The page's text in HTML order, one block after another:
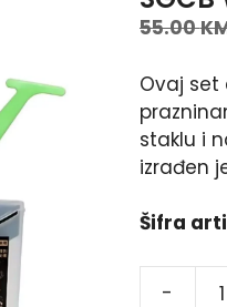
55.00
Ovaj
staklu i
izrađen
Šifra
-